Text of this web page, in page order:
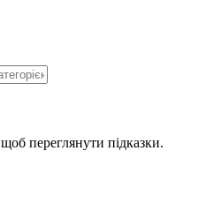
переглянути підказки.